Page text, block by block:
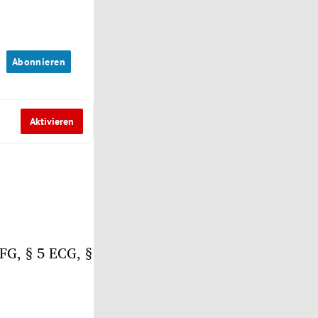
Abonnieren
Aktivieren
§ 5 ECG, §